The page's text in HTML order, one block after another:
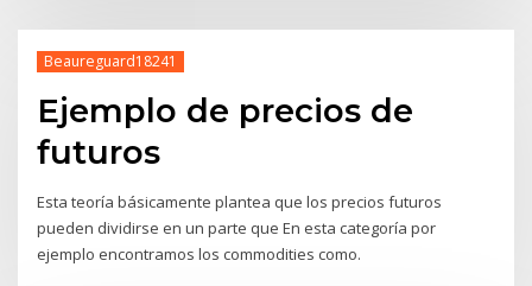
Beaureguard18241
Ejemplo de precios de
futuros
Esta teoría básicamente plantea que los precios futuros
pueden dividirse en un parte que En esta categoría por
ejemplo encontramos los commodities como.